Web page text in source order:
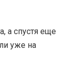
а спустя еще
уже на